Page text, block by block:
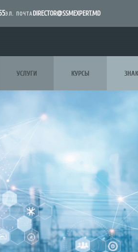
ЭЛ. ПОЧТАDIRECTOR@SSMEXPERT.MD
УСЛУГИ КУРСЫ